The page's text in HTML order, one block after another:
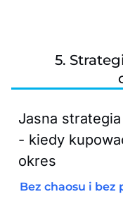
5.
Jasna
- kiedy
okres
Bez chaosu i bez